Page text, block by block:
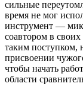
сильные
время не мог
инструмент —
соавтором в
таким поступком,
присвоении
чтобы начать
области